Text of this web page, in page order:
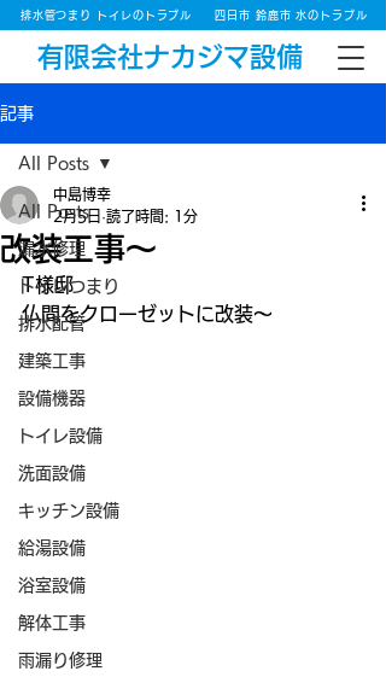
有限会社ナカジマ設備
排水管つまり トイレのトラブル 四日市 鈴鹿市 水のトラブル
記事
All Posts
漏水修理
トイレつまり
排水配管
建築工事
設備機器
トイレ設備
洗面設備
キッチン設備
給湯設備
浴室設備
解体工事
雨漏り修理
All Posts
改装工事～
中島博幸
2月5日 読了時間: 1分
T様邸
仏間をクローゼットに改装～